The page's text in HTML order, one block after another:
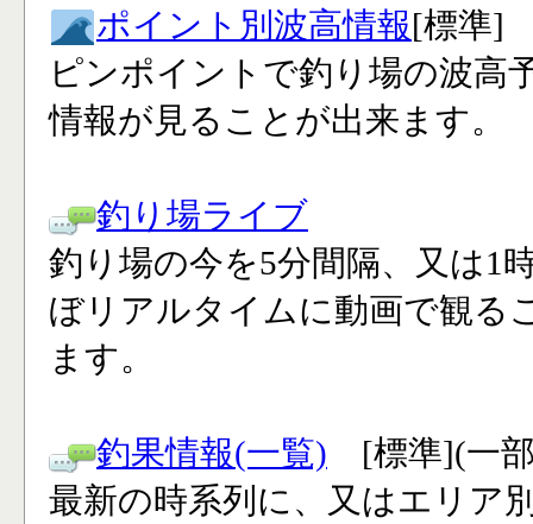
ポイント別波高情報[標準]
ピンポイントで釣り場の波高
情報が見ることが出来ます。
釣り場ライブ
釣り場の今を5分間隔、又は1
ぼリアルタイムに動画で観る
ます。
釣果情報(一覧) [標準](一
最新の時系列に、又はエリア